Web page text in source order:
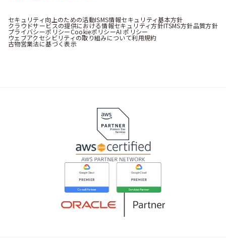
セキュリティ向上のための活動ISMS情報セキュリティ基本方針
クラウドサービスの提供における情報セキュリティ方針ITSMS方針品質方針
プライバシーポリシーCookieポリシーAI ポリシー
ウェブアクセシビリティの取り組みについて利用規約
古物営業法に基づく表示